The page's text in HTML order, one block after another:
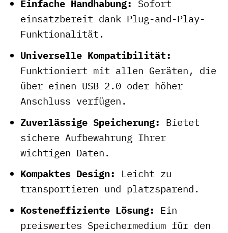
Einfache Handhabung: Sofort
einsatzbereit dank Plug-and-Play-
Funktionalität.
Universelle Kompatibilität:
Funktioniert mit allen Geräten, die
über einen USB 2.0 oder höher
Anschluss verfügen.
Zuverlässige Speicherung: Bietet
sichere Aufbewahrung Ihrer
wichtigen Daten.
Kompaktes Design:
Leicht zu
transportieren und platzsparend.
Kosteneffiziente Lösung: Ein
preiswertes Speichermedium für den